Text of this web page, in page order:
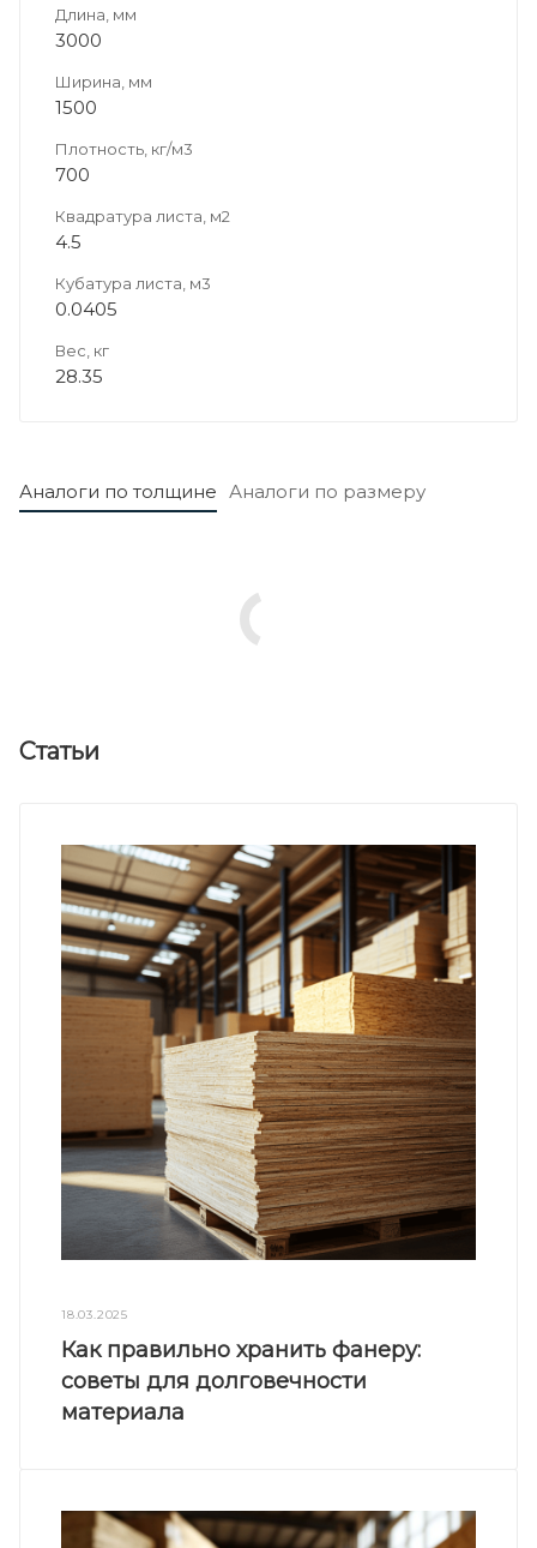
Длина, мм
3000
Ширина, мм
1500
Плотность, кг/м3
700
Квадратура листа, м2
4.5
Кубатура листа, м3
0.0405
Вес, кг
28.35
Аналоги по толщине Аналоги по размеру
Статьи
18.03.2025
Как правильно хранить фанеру:
советы для долговечности
материала